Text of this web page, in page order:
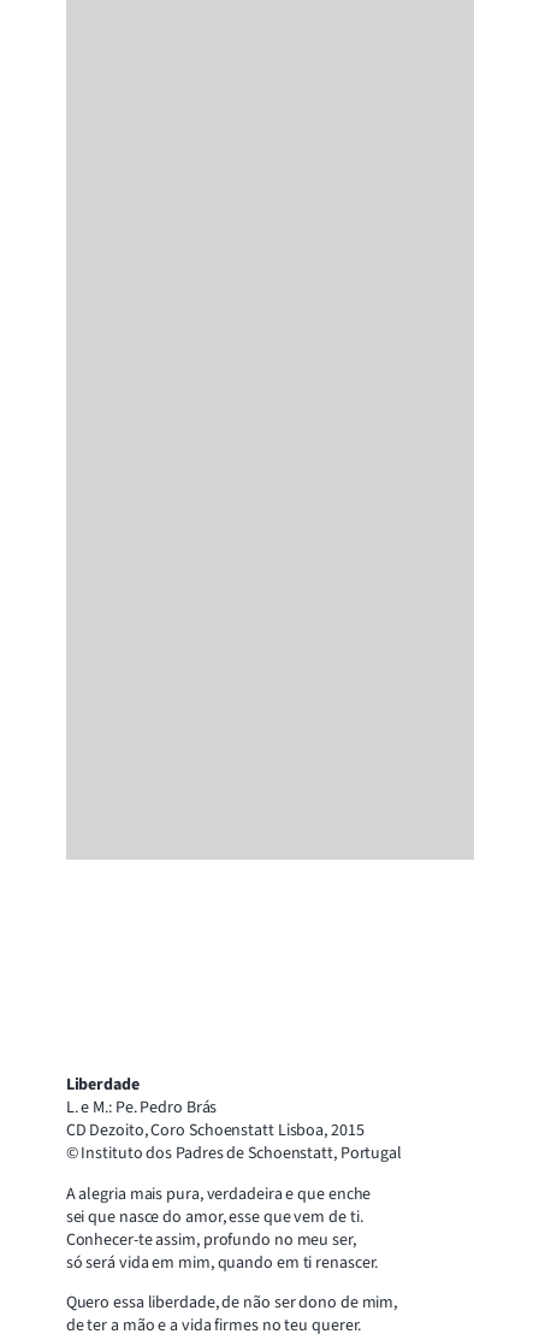
Liberdade
L. e M.: Pe. Pedro Brás
CD Dezoito, Coro Schoenstatt Lisboa, 2015
© Instituto dos Padres de Schoenstatt, Portugal
A alegria mais pura, verdadeira e que enche
sei que nasce do amor, esse que vem de ti.
Conhecer-te assim, profundo no meu ser,
só será vida em mim, quando em ti renascer.
Quero essa liberdade, de não ser dono de mim,
de ter a mão e a vida firmes no teu querer.